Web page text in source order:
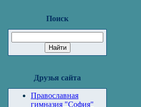
Поиск
Друзья сайта
Православная
гимназия "София"